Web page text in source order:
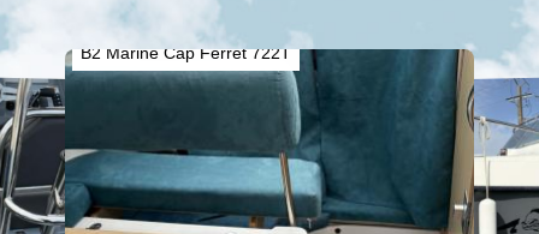
B2 Marine Cap Ferret 722T